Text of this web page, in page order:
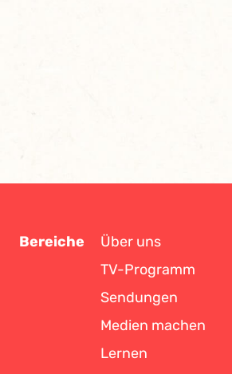
Bereiche
Über uns
TV-Programm
Sendungen
Medien machen
Lernen